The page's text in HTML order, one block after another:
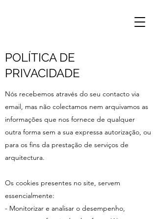
POLÍTICA DE
PRIVACIDADE
Nós recebemos através do seu contacto via
email, mas não colectamos nem arquivamos as
informações que nos fornece de qualquer
outra forma sem a sua expressa autorização, ou
para os fins da prestação de serviços de
arquitectura.
Os cookies presentes no site, servem
essencialmente:
- Monitorizar e analisar o desempenho,